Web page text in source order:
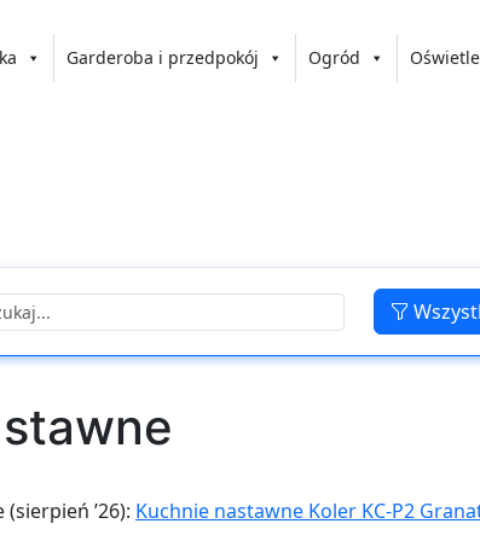
Garderoba i przedpokój Ogród
’26): Kuchnie nastawne Koler KC-P2